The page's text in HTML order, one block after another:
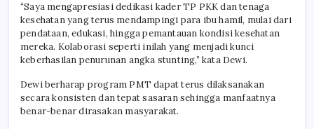
“Saya mengapresiasi dedikasi kader TP PKK dan tenaga
kesehatan yang terus mendampingi para ibu hamil, mulai dari
pendataan, edukasi, hingga pemantauan kondisi kesehatan
mereka. Kolaborasi seperti inilah yang menjadi kunci
keberhasilan penurunan angka stunting,” kata Dewi.
Dewi berharap program PMT dapat terus dilaksanakan
secara konsisten dan tepat sasaran sehingga manfaatnya
benar-benar dirasakan masyarakat.